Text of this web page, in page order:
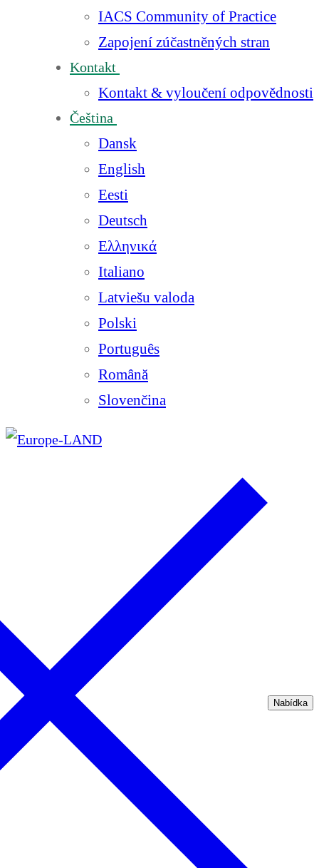
IACS Community of Practice
Zapojení zúčastněných stran
Kontakt
Kontakt & vyloučení odpovědnosti
Čeština
Dansk
English
Eesti
Deutsch
Ελληνικά
Italiano
Latviešu valoda
Polski
Português
Română
Slovenčina
Nabídka